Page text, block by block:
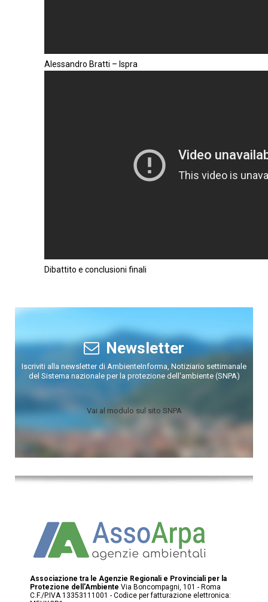
Alessandro Bratti – Ispra
Dibattito e conclusioni finali
Newsletter
Iscriviti alla newsletter di AmbienteInforma, Notiziario settimanale
del Sistema nazionale per la protezione dell'ambiente (SNPA)
Vai al modulo sul sito SNPA
Associazione tra le Agenzie Regionali e Provinciali per la
Protezione dell'Ambiente Via Boncompagni, 101 - Roma
C.F./P.IVA 13353111001 - Codice per fatturazione elettronica: